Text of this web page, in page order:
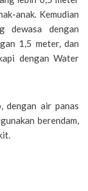
anak. Kemudian
dewasa dengan
1,5 meter, dan
dengan Water
dengan air panas
berendam,